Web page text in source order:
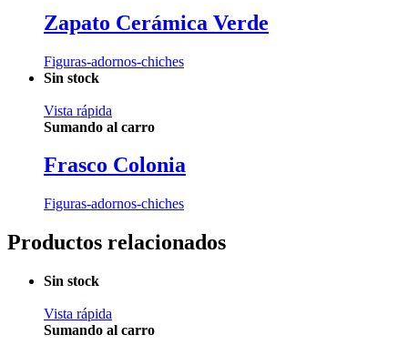
Zapato Cerámica Verde
Figuras-adornos-chiches
Sin stock
Vista rápida
Sumando al carro
Frasco Colonia
Figuras-adornos-chiches
Productos relacionados
Sin stock
Vista rápida
Sumando al carro